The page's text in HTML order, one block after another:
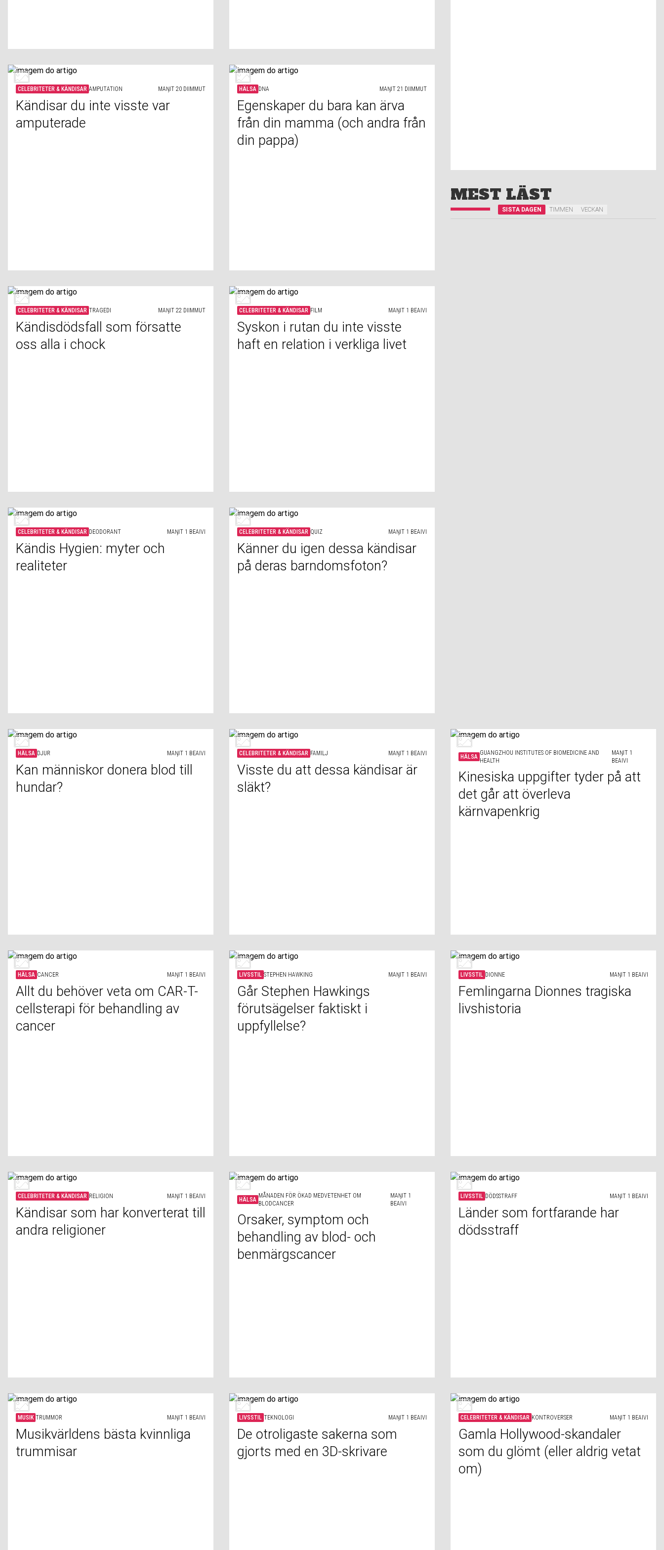
CELEBRITETER & KÄNDISAR AMPUTATION MAŊIT 20 DIIMMUT
Kändisar du inte visste var
amputerade
HÄLSA DNA MAŊIT 21 DIIMMUT
Egenskaper du bara kan ärva
från din mamma (och andra från
din pappa)
CELEBRITETER & KÄNDISAR TRAGEDI MAŊIT 22 DIIMMUT
Kändisdödsfall som försatte
oss alla i chock
CELEBRITETER & KÄNDISAR FILM MAŊIT 1 BEAIVI
Syskon i rutan du inte visste
haft en relation i verkliga livet
CELEBRITETER & KÄNDISAR DEODORANT MAŊIT 1 BEAIVI
Kändis Hygien: myter och
realiteter
CELEBRITETER & KÄNDISAR QUIZ MAŊIT 1 BEAIVI
Känner du igen dessa kändisar
på deras barndomsfoton?
MEST LÄST
SISTA DAGEN TIMMEN VECKAN
HÄLSA DJUR MAŊIT 1 BEAIVI
Kan människor donera blod till
hundar?
CELEBRITETER & KÄNDISAR FAMILJ MAŊIT 1 BEAIVI
Visste du att dessa kändisar är
släkt?
HÄLSA
GUANGZHOU INSTITUTES OF BIOMEDICINE AND
HEALTH
MAŊIT 1
BEAIVI
Kinesiska uppgifter tyder på att
det går att överleva
kärnvapenkrig
HÄLSA CANCER MAŊIT 1 BEAIVI
Allt du behöver veta om CAR-T-
cellsterapi för behandling av
cancer
LIVSSTIL STEPHEN HAWKING MAŊIT 1 BEAIVI
Går Stephen Hawkings
förutsägelser faktiskt i
uppfyllelse?
LIVSSTIL DIONNE MAŊIT 1 BEAIVI
Femlingarna Dionnes tragiska
livshistoria
CELEBRITETER & KÄNDISAR RELIGION MAŊIT 1 BEAIVI
Kändisar som har konverterat till
andra religioner
HÄLSA
MÅNADEN FÖR ÖKAD MEDVETENHET OM
BLODCANCER
MAŊIT 1
BEAIVI
Orsaker, symptom och
behandling av blod- och
benmärgscancer
LIVSSTIL DÖDSSTRAFF MAŊIT 1 BEAIVI
Länder som fortfarande har
dödsstraff
MUSIK TRUMMOR MAŊIT 1 BEAIVI
Musikvärldens bästa kvinnliga
trummisar
LIVSSTIL TEKNOLOGI MAŊIT 1 BEAIVI
De otroligaste sakerna som
gjorts med en 3D-skrivare
CELEBRITETER & KÄNDISAR KONTROVERSER MAŊIT 1 BEAIVI
Gamla Hollywood-skandaler
som du glömt (eller aldrig vetat
om)